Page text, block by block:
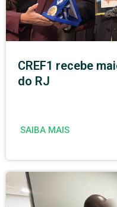
CREF1 recebe
do RJ
SAIBA MAIS